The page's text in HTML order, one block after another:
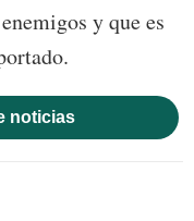
y que es
noticias